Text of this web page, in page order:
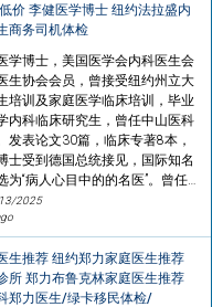
价 李健医学博士 纽约法拉盛内
商务司机体检
学博士，美国医学会内科医生会
生协会会员，曾接受纽约州立大
培训及家庭医学临床培训，毕业
内科临床研究生，曾任中山医科
发表论文30篇，临床专著8本，
士受到德国总统接见，国际知名
为“病人心目中的的名医”。曾任…
2025
生推荐 纽约郑力家庭医生推荐
所 郑力布鲁克林家庭医生推荐
郑力医生/绿卡移民体检/